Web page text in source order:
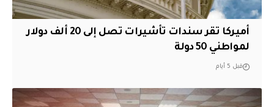
أميركا تقر سندات تأشيرات تصل إلى 20 ألف دولار
لمواطني 50 دولة
قبل 5 أيام